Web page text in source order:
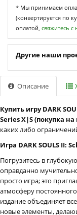
* Мы принимаем
(конвертируется по
оплатой, свяжитесь с
Другие наши
Описание
Купить игру DARK
Series X|S (покупка
каких либо
Игра DARK SOULS II:
Погрузитесь в
оправданно
просто игра; это
атмосферу
издание объединяет
новые элементы,